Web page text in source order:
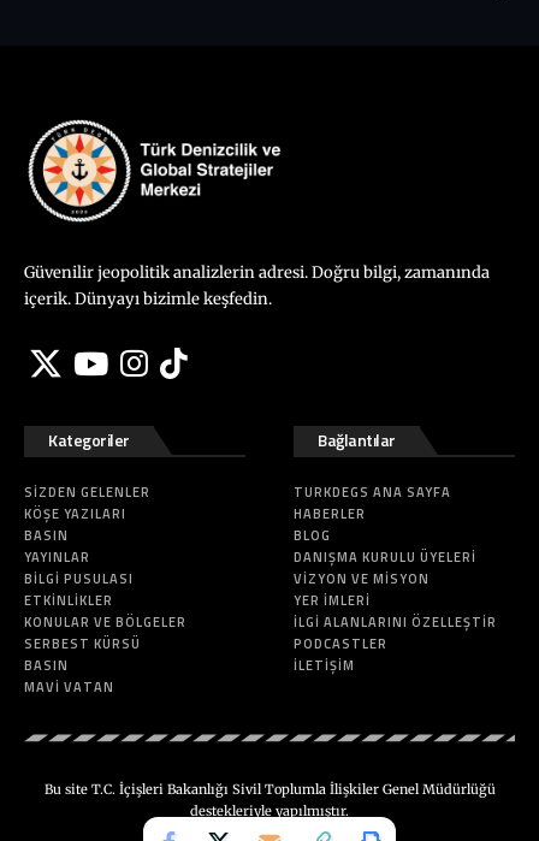
Güvenilir jeopolitik analizlerin adresi. Doğru bilgi, zamanında
içerik. Dünyayı bizimle keşfedin.
Kategoriler
SIZDEN GELENLER
KÖŞE YAZILARI
BASIN
YAYINLAR
BILGI PUSULASI
ETKINLIKLER
KONULAR VE BÖLGELER
SERBEST KÜRSÜ
BASIN
MAVI VATAN
Bağlantılar
TURKDEGS ANA SAYFA
HABERLER
BLOG
DANIŞMA KURULU ÜYELERI
VIZYON VE MISYON
YER İMLERI
İLGI ALANLARINI ÖZELLEŞTIR
PODCASTLER
İLETIŞIM
Bu site T.C. İçişleri Bakanlığı Sivil Toplumla İlişkiler Genel Müdürlüğü
destekleriyle yapılmıştır.
Made inMetromas